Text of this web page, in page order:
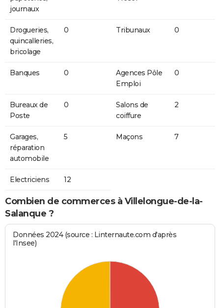
journaux
Drogueries,
quincalleries,
bricolage
0 Tribunaux 0
Banques 0
Agences Pôle
Emploi
0
Bureaux de
Poste
0
Salons de
coiffure
2
Garages,
réparation
automobile
5 Maçons 7
Electriciens 12
Combien de commerces à Villelongue-de-la-
Salanque ?
Données 2024 (source : Linternaute.com d'après
l'Insee)